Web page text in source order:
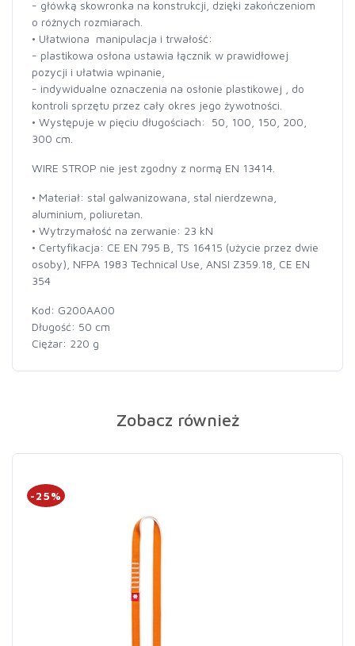
- główką skowronka na konstrukcji, dzięki zakończeniom
o różnych rozmiarach.
• Ułatwiona manipulacja i trwałość:
- plastikowa osłona ustawia łącznik w prawidłowej
pozycji i ułatwia wpinanie,
- indywidualne oznaczenia na osłonie plastikowej , do
kontroli sprzętu przez cały okres jego żywotności.
• Występuje w pięciu długościach: 50, 100, 150, 200,
300 cm.
WIRE STROP nie jest zgodny z normą EN 13414.
• Materiał: stal galwanizowana, stal nierdzewna,
aluminium, poliuretan.
• Wytrzymałość na zerwanie: 23 kN
• Certyfikacja: CE EN 795 B, TS 16415 (użycie przez dwie
osoby), NFPA 1983 Technical Use, ANSI Z359.18, CE EN
354
Kod: G200AA00
Długość: 50 cm
Ciężar: 220 g
Zobacz również
-25%